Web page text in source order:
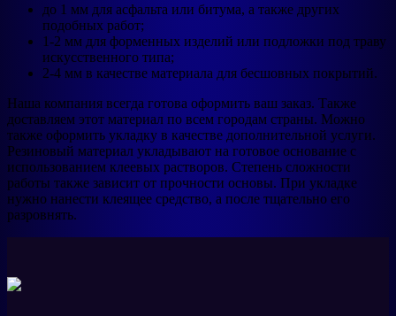
до 1 мм для асфальта или битума, а также других
подобных работ;
1-2 мм для форменных изделий или подложки под траву
искусственного типа;
2-4 мм в качестве материала для бесшовных покрытий.
Наша компания всегда готова оформить ваш заказ. Также
доставляем этот материал по всем городам страны. Можно
также оформить укладку в качестве дополнительной услуги.
Резиновый материал укладывают на готовое основание с
использованием клеевых растворов. Степень сложности
работы также зависит от прочности основы. При укладке
нужно нанести клеящее средство, а после тщательно его
разровнять.